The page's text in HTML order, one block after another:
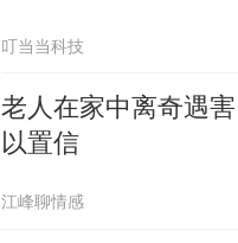
叮当当科技
老人在家中离奇遇
以置信
江峰聊情感